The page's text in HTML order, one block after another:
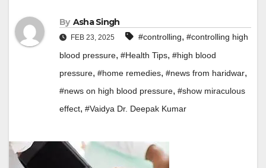
By Asha Singh
FEB 23, 2025 #controlling, #controlling high
blood pressure, #Health Tips, #high blood
pressure, #home remedies, #news from haridwar,
#news on high blood pressure, #show miraculous
effect, #Vaidya Dr. Deepak Kumar